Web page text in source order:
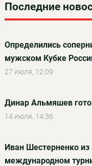
Последние
Определились
мужском Кубке
27 июля, 12:09
Динар Альмяшев
14 июля, 14:36
Иван Шестерненко из
международном